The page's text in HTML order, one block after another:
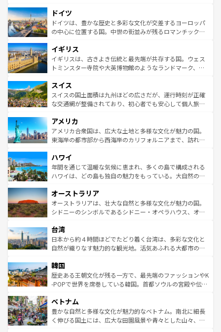
せる。地方によって風土や気候が異なるスペインはその個
性で訪れる人を魅了する。 なお、新着のスペイン情報は コ
ンテンツ一覧を参照してほしい。
で、幅広い魅力が詰まっている。華麗な宮殿、歴史的な大
聖堂、美しいビーチ、そして豊かな自然が、訪れる者を心
から魅了する。また、フランスは美食の国としても知ら
いる。シャンパンの発祥地であるランス、プロヴァンスの
香り高いラベンダー畑など、多彩な楽しみ方が可能だ。さ
らに、パリ以外の地域にも魅力が溢れており、どの街角に
れる地方に足を運ぶとそれぞれで全く異なる文化を体験で
きるだろう。 なお、新着のフランス情報はコンテンツ一覧
を参照してほしい。
ドイツ
ドイツは、豊かな歴史と多彩な文化が交差するヨーロッパ
の中心に位置する国。中世の街並みが残るロマンチック街
顔を持つこの国は、どこを歩いても飽きることがない。ベ
ルリンの文化的活気、バイエルン州のアルプスの絶景、そ
してライン川沿いのワイン畑といった風景は必見。ビール
は、お酒好きな人にはぜひ体験してほしい。 なお、新着の
ドイツ情報はコンテンツ一覧を参照してほしい。
イギリス
イギリスは、古きよき伝統と最先端が共存する国。ウェス
トミンスター寺院や大英博物館のようなランドマーク、歴
リアごとに異なる魅力がある。また、優雅なアフタヌーン
ティー、ビール好きにはたまらない英国パブ、サッカー観
戦など、本場だからこそできる体験も豊富。イギリスを旅
ンツ一覧を参照してほしい。
スイス
スイスの国土面積は九州ほどの広さだが、運行時刻が正確
な交通網が整備されており、初心者でも安心して個人旅行
の建物がそのまま残る町や、スイスならではのユニークな
博物館もあり、アルプス観光だけでなく町歩きも満喫する
ことができる。国民の所得が高いため物価も高いが、旅行
ば市内交通費無料で観光を楽しむこともできる。 なお、新
着のスイス情報はコンテンツ一覧 を参照してほしい。
アメリカ
アメリカ合衆国は、広大な土地と多様な文化が魅力の国。
東海岸の都市部から西海岸のカリフォルニアまで、訪れる
のような巨大都市は、観光、ショッピング、エンターテイ
ンメントが詰まった刺激的なスポットだ。一方、アメリカ
西部には大自然が広がり、グランドキャニオンやイエロー
部のニューオーリンズでは、音楽と美食が融合した独特の
文化が魅力。旅行者はアメリカの各地域で異なる魅力を楽
しみながら、その多様性と豊かな歴史を感じることができ
ならではの贅沢な旅のスタイルだ。 なお、新着のアメリカ
情報はコンテンツ一覧を参照してほしい。
ハワイ
年間を通じて温暖な気候に恵まれ、多くの島で構成される
ハワイは、どの島も独自の魅力をもっている。大自然の神
ワイ島は見逃せない。また、定番の観光地といえばオアフ
島だが、静かな自然を求めるならマウイ島やカウアイ島が
おすすめ。エメラルドグリーンに輝く海をはじめ、豊かな
れるおもてなしの心で訪れる人々を迎えてくれるハワイの
人々、おいしいローカルフードやハワイアンミュージッ
ク、伝統的なフラダンスなど、すべてがハワイの魅力を彩
ワイを、存分に味わってほしい。 なお、新着のハワイ情報
はコンテンツ一覧を参照してほしい。
オーストラリア
オーストラリアは、壮大な自然と多様な文化が魅力の国。
シドニーのシンボルであるシドニー・オペラハウス、オー
リアリーフや大陸中央部にそびえるウルル（エアーズロッ
ク）、タスマニアの美しい原生林やケアンズの熱帯雨林な
ど、見どころがたくさん。また、カフェやワイン、オージ
いる。アクティビティも充実しており、サーフィンやダイ
ビング、ハイキングなど、アウトドア好きにはたまらな
い。オーストラリアの多彩な魅力を存分に味わいつくそ
参照してほしい。
台湾
日本から約４時間ほどでたどり着く台湾は、多彩な文化と
自然が織りなす魅力的な観光地。活気あふれる大都市の台
ン）、静ひつな山岳地帯である台湾東部など、都市の喧騒
と山間の静けさが共存しており、訪れる人に新しい発見と
驚きをもたらしてくれる。また、奥深い台湾の食文化も魅
容にもいいと評判のスイーツなど、バラエティ豊かな料理
が味わえる。 なお、新着の台湾情報は コンテンツ一覧を参
照してほしい。
韓国
歴史ある王朝文化が残る一方で、最先端のファッションやK
-POPで世界を席巻している韓国。首都ソウルの宮殿や伝統
き、地方に足を延ばせば四季折々の自然美を楽しむことが
できる。そして、キムチや焼肉、絶品のストリートフード
まで、さまざまな韓国料理が待っている。夜には、韓国な
ベトナム
豊かな自然と多様な文化が魅力的なベトナム。南北に細長
く伸びる国土には、広大な田園風景や青々とした山々、世